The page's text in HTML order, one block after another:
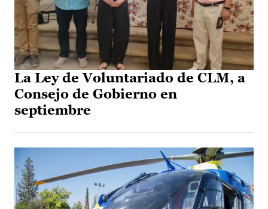
La Ley de Voluntariado de CLM, a
Consejo de Gobierno en
septiembre